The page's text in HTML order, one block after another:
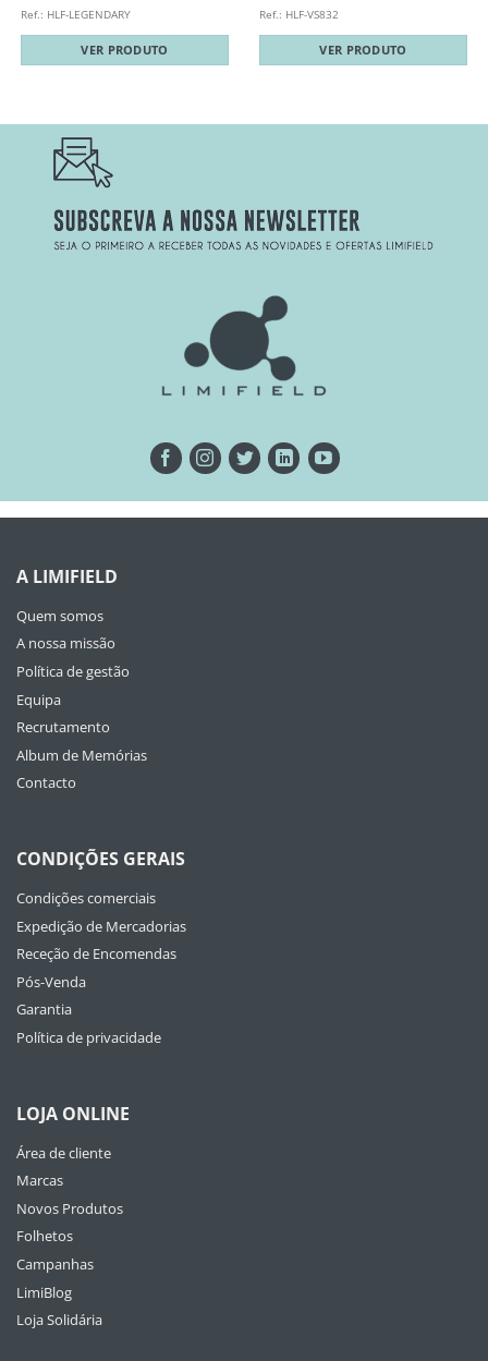
Ref.: HLF-LEGENDARY
VER PRODUTO
Ref.: HLF-VS832
VER PRODUTO
A LIMIFIELD
Quem somos
A nossa missão
Política de gestão
Equipa
Recrutamento
Album de Memórias
Contacto
CONDIÇÕES GERAIS
Condições comerciais
Expedição de Mercadorias
Receção de Encomendas
Pós-Venda
Garantia
Política de privacidade
LOJA ONLINE
Área de cliente
Marcas
Novos Produtos
Folhetos
Campanhas
LimiBlog
Loja Solidária